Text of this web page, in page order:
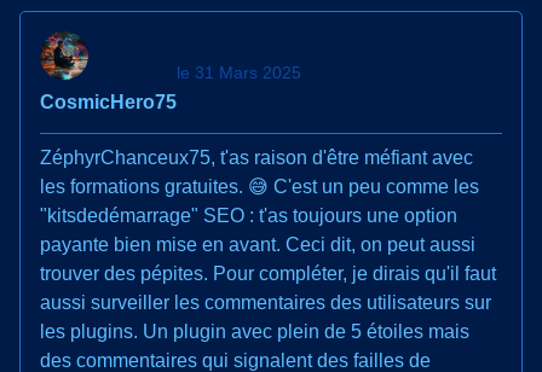
CosmicHero75
le 31 Mars 2025
ZéphyrChanceux75, t'as raison d'être méfiant avec
les formations gratuites. 😅 C'est un peu comme les
"kitsdedémarrage" SEO : t'as toujours une option
payante bien mise en avant. Ceci dit, on peut aussi
trouver des pépites. Pour compléter, je dirais qu'il faut
aussi surveiller les commentaires des utilisateurs sur
les plugins. Un plugin avec plein de 5 étoiles mais
des commentaires qui signalent des failles de